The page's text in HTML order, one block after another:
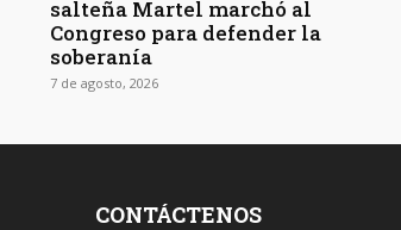
salteña Martel marchó al
Congreso para defender la
soberanía
7 de agosto, 2026
CONTÁCTENOS